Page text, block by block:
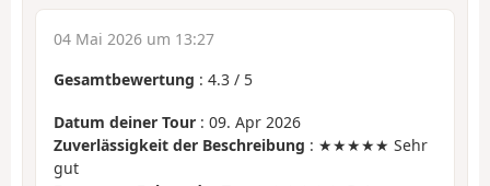
04 Mai 2026 um 13:27
Gesamtbewertung : 4.3 / 5
Datum deiner Tour : 09. Apr 2026
Zuverlässigkeit der Beschreibung : ★★★★★ Sehr
gut